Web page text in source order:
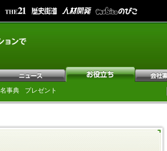
事典 プレゼント